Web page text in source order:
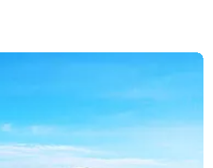
ドッグラン・ドッグサロン、貸切サウ
しながら併設している片岡温泉「アク